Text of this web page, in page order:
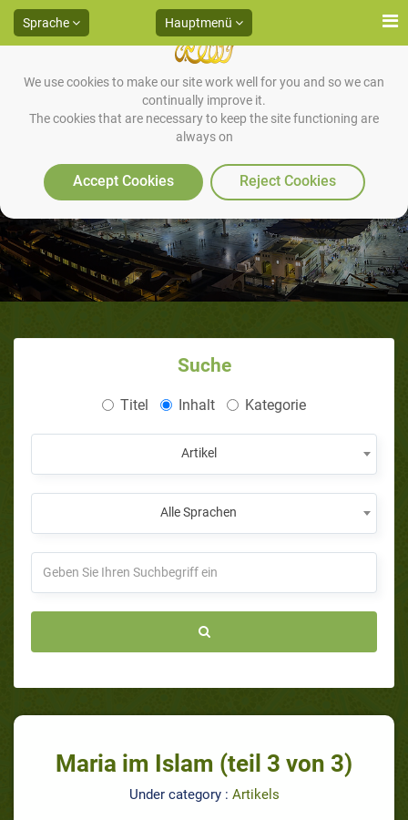
We use cookies to make our site work well for you and so we can
continually improve it.
The cookies that are necessary to keep the site functioning are
always on
Accept Cookies Reject Cookies
Sprache Hauptmenü
Maria im Islam (teil 3 von 3)
Suche
Titel Inhalt Kategorie
Artikel
Alle Sprachen
Maria im Islam (teil 3 von 3)
Under category : Artikels